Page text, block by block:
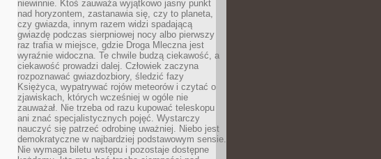
niewinnie. Ktoś zauważa wyjątkowo jasny punkt
nad horyzontem, zastanawia się, czy to planeta,
czy gwiazda, innym razem widzi spadającą
gwiazdę podczas sierpniowej nocy albo pierwszy
raz trafia w miejsce, gdzie Droga Mleczna jest
wyraźnie widoczna. Te chwile budzą ciekawość, a
ciekawość prowadzi dalej. Człowiek zaczyna
rozpoznawać gwiazdozbiory, śledzić fazy
Księżyca, wypatrywać rojów meteorów i czytać o
zjawiskach, których wcześniej w ogóle nie
zauważał. Nie trzeba od razu kupować teleskopu
ani znać specjalistycznych pojęć. Wystarczy
nauczyć się patrzeć odrobinę uważniej. Niebo jest
demokratyczne w najbardziej podstawowym sensie.
Nie wymaga biletu wstępu i pozostaje dostępne